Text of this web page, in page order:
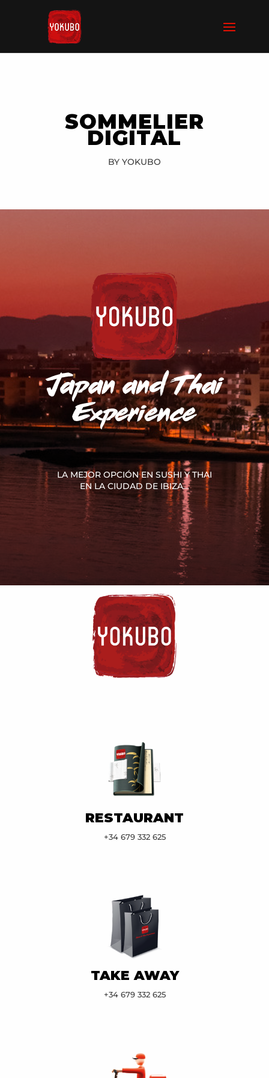
SOMMELIER
DIGITAL
BY YOKUBO
Japan and Thai
Experience
LA MEJOR OPCIÓN EN SUSHI Y THAI
EN LA CIUDAD DE IBIZA…
RESTAURANT
+34 679 332 625
TAKE AWAY
+34 679 332 625